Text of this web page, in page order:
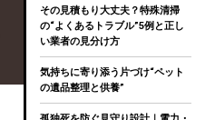
その見積もり大丈夫？特殊清掃
の“よくあるトラブル”5例と正し
い業者の見分け方
気持ちに寄り添う片づけ“ペット
の遺品整理と供養”